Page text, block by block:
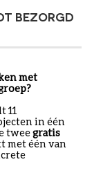
BEZORGD
met
11
in één
tweegratis
met één van